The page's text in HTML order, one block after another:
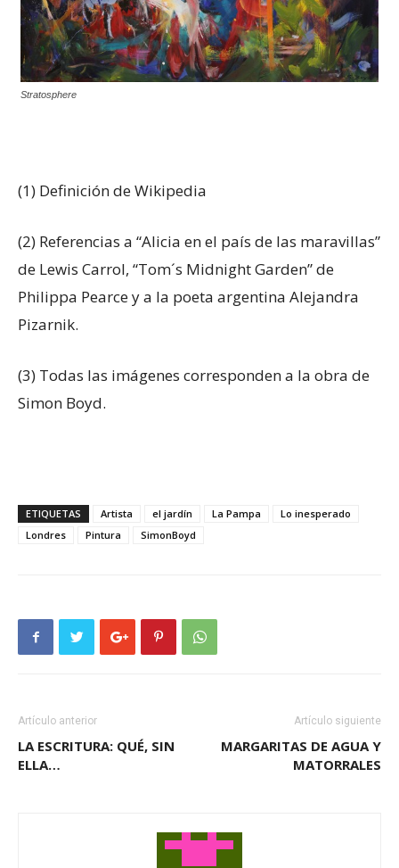
Stratosphere
(1) Definición de Wikipedia
(2) Referencias a “Alicia en el país de las maravillas”
de Lewis Carrol, “Tom´s Midnight Garden” de
Philippa Pearce y a la poeta argentina Alejandra
Pizarnik.
(3) Todas las imágenes corresponden a la obra de
Simon Boyd.
ETIQUETAS Artista el jardín La Pampa
Lo inesperado
Londres
Pintura SimonBoyd
Artículo anterior
LA ESCRITURA: QUÉ, SIN
ELLA…
Artículo siguiente
MARGARITAS DE AGUA Y
MATORRALES